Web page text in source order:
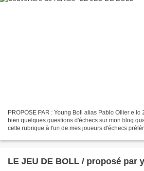
PROPOSE PAR : Young Boll alias Pablo Ollier e lo
bien quelques questions d'échecs sur mon blog
cette rubrique à l'un de mes joueurs d'échecs
LE JEU DE BOLL / proposé par